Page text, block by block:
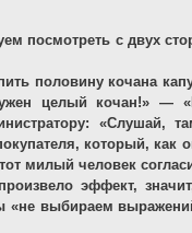
посмотреть с двух
половину кочана
целый кочан!» —
«Слушай,
который, как
милый человек
эффект,
выбираем